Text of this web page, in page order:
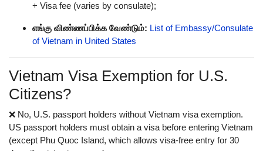
+ Visa fee (varies by consulate);
எங்கு விண்ணப்பிக்க வேண்டும்: List of Embassy/Consulate
of Vietnam in United States
Vietnam Visa Exemption for U.S.
Citizens?
❌ No, U.S. passport holders without Vietnam visa exemption.
US passport holders must obtain a visa before entering Vietnam
(except Phu Quoc Island, which allows visa-free entry for 30